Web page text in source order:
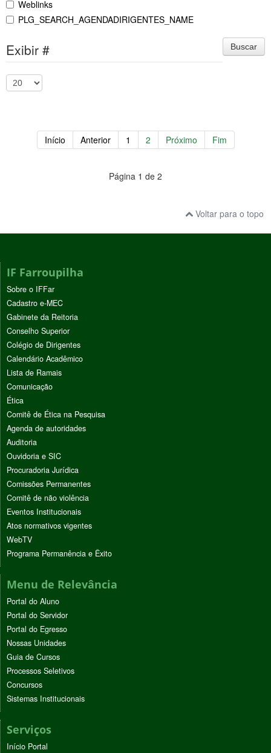
Weblinks
PLG_SEARCH_AGENDADIRIGENTES_NAME
Buscar
Exibir #
Início Anterior 1 2 Próximo Fim
Página 1 de 2
Voltar para o topo
IF Farroupilha
Sobre o IFFar
Cadastro e-MEC
Gabinete da Reitoria
Conselho Superior
Colégio de Dirigentes
Calendário Acadêmico
Lista de Ramais
Comunicação
Ética
Comitê de Ética na Pesquisa
Agenda de autoridades
Auditoria
Ouvidoria e SIC
Procuradoria Jurídica
Comissões Permanentes
Comitê de não violência
Eventos Institucionais
Atos normativos vigentes
WebTV
Programa Permanência e Êxito
Menu de Relevância
Portal do Aluno
Portal do Servidor
Portal do Egresso
Nossas Unidades
Guia de Cursos
Processos Seletivos
Concursos
Sistemas Institucionais
Serviços
Início Portal